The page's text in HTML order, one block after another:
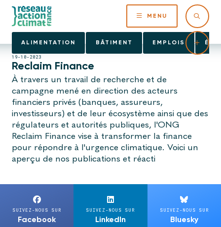
MENU
ALIMENTATION BÂTIMENT EMPLOIS
19-10-2023
Reclaim Finance
À travers un travail de recherche et de
campagne mené en direction des acteurs
financiers privés (banques, assureurs,
investisseurs) et de leur écosystème ainsi que des
régulateurs et autorités publiques, l'ONG
Reclaim Finance vise à transformer la finance
pour répondre à l'urgence climatique. Voici un
aperçu de nos publications et réacti
SUIVEZ-NOUS SUR
Facebook
SUIVEZ-NOUS SUR
LinkedIn
SUIVEZ-NOUS SUR
Bluesky